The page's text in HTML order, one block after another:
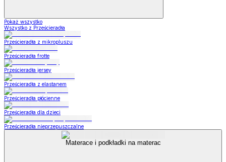
Pokaż wszystko
Wszystko z Prześcieradła
Prześcieradła z mikropluszu
Prześcieradła frotte
Prześcieradła jersey
Prześcieradła z elastanem
Prześcieradła płócienne
Prześcieradła dla dzieci
Prześcieradła nieprzepuszczalne
Materace i podkładki na materac